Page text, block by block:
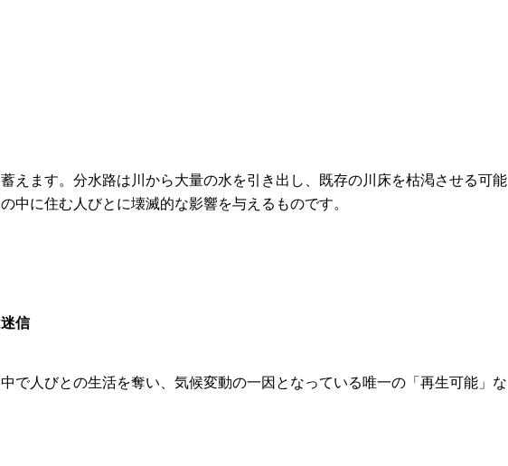
えます。分水路は川から大量の水を引き出し、既存の川床を枯渇させる可能
中に住む人びとに壊滅的な影響を与えるものです。
信
で人びとの生活を奪い、気候変動の一因となっている唯一の「再生可能」な